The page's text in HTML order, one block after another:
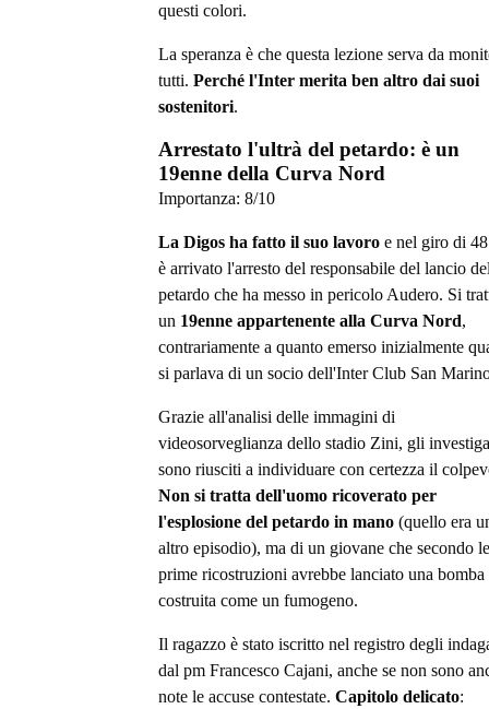
questi colori.
La speranza è che questa lezione serva da
tutti. Perché l'Inter merita ben altro dai suoi
sostenitori.
Arrestato l'ultrà del petardo: è un
19enne della Curva Nord
Importanza: 8/10
La Digos ha fatto il suo lavoro e nel giro di
è arrivato l'arresto del responsabile del lancio
petardo che ha messo in pericolo Audero. Si
un 19enne appartenente alla Curva Nord,
contrariamente a quanto emerso inizialmente
si parlava di un socio dell'Inter Club San
Grazie all'analisi delle immagini di
videosorveglianza dello stadio Zini, gli
sono riusciti a individuare con certezza il
Non si tratta dell'uomo ricoverato per
l'esplosione del petardo in mano (quello era
altro episodio), ma di un giovane che secondo le
prime ricostruzioni avrebbe lanciato una bomba
costruita come un fumogeno.
Il ragazzo è stato iscritto nel registro degli
dal pm Francesco Cajani, anche se non sono
note le accuse contestate. Capitolo delicato: